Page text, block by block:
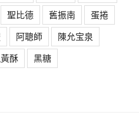
聖比德 舊振南
蛋捲
阿聰師
陳允宝泉
酥 黑糖